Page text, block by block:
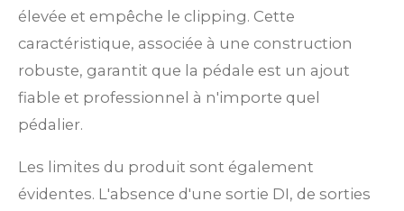
élevée et empêche le clipping. Cette
caractéristique, associée à une construction
robuste, garantit que la pédale est un ajout
fiable et professionnel à n'importe quel
pédalier.
Les limites du produit sont également
évidentes. L'absence d'une sortie DI, de sorties